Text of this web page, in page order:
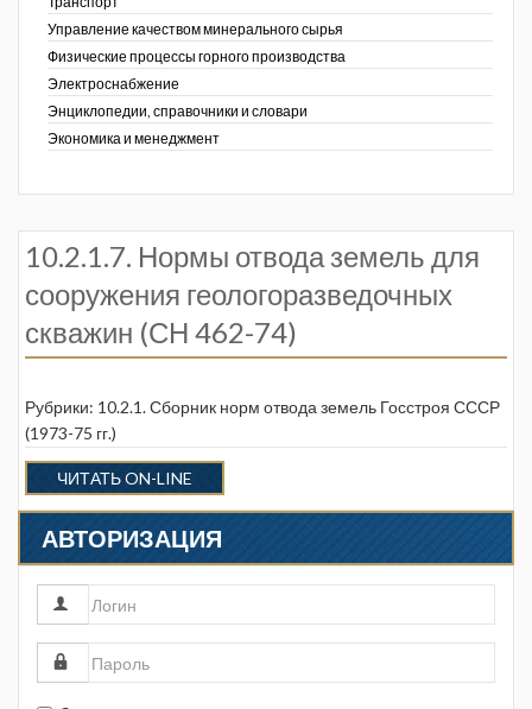
Управление качеством минерального сырья
Физические процессы горного производства
Электроснабжение
Энциклопедии, справочники и словари
Экономика и менеджмент
10.2.1.7. Нормы отвода земель для
сооружения геологоразведочных
скважин (СН 462-74)
Рубрики: 10.2.1. Сборник норм отвода земель Госстроя СССР
(1973-75 гг.)
ЧИТАТЬ ON-LINE
АВТОРИЗАЦИЯ